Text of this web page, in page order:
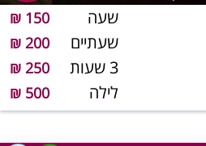
שעה 150 ₪
שעתיים 200 ₪
3 שעות 250 ₪
לילה 500 ₪